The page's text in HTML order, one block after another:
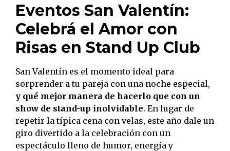
Eventos San Valentín:
Celebrá el Amor con
Risas en Stand Up Club
San Valentín es el momento ideal para
sorprender a tu pareja con una noche especial,
y qué mejor manera de hacerlo que con un
show de stand-up inolvidable. En lugar de
repetir la típica cena con velas, este año dale un
giro divertido a la celebración con un
espectáculo lleno de humor, energía y